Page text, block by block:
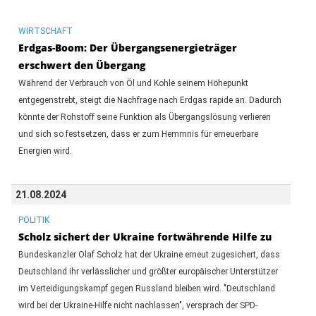
WIRTSCHAFT
Erdgas-Boom: Der Übergangsenergieträger
erschwert den Übergang
Während der Verbrauch von Öl und Kohle seinem Höhepunkt
entgegenstrebt, steigt die Nachfrage nach Erdgas rapide an. Dadurch
könnte der Rohstoff seine Funktion als Übergangslösung verlieren
und sich so festsetzen, dass er zum Hemmnis für erneuerbare
Energien wird.
21.08.2024
POLITIK
Scholz sichert der Ukraine fortwährende Hilfe zu
Bundeskanzler Olaf Scholz hat der Ukraine erneut zugesichert, dass
Deutschland ihr verlässlicher und größter europäischer Unterstützer
im Verteidigungskampf gegen Russland bleiben wird. "Deutschland
wird bei der Ukraine-Hilfe nicht nachlassen", versprach der SPD-